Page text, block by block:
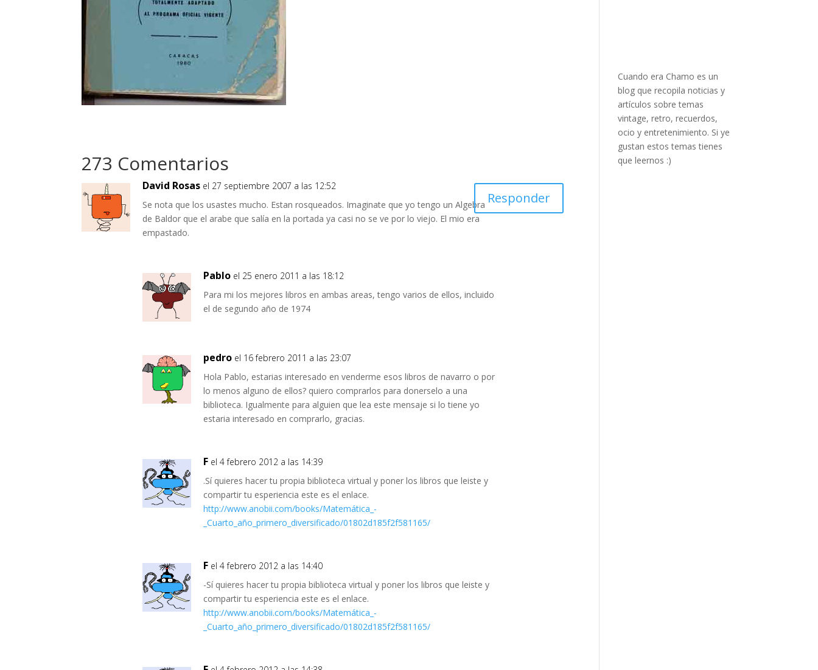
273 Comentarios
David Rosas el 27 septiembre 2007 a las 12:52
Se nota que los usastes mucho. Estan rosqueados. Imaginate que yo tengo un Algebra
de Baldor que el arabe que salía en la portada ya casi no se ve por lo viejo. El mio era
empastado.
Responder
Pablo el 25 enero 2011 a las 18:12
Para mi los mejores libros en ambas areas, tengo varios de ellos, incluido
el de segundo año de 1974
pedro el 16 febrero 2011 a las 23:07
Hola Pablo, estarias interesado en venderme esos libros de navarro o por
lo menos alguno de ellos? quiero comprarlos para donerselo a una
biblioteca. Igualmente para alguien que lea este mensaje si lo tiene yo
estaria interesado en comprarlo, gracias.
F el 4 febrero 2012 a las 14:39
.Sí quieres hacer tu propia biblioteca virtual y poner los libros que leiste y
compartir tu esperiencia este es el enlace.
http://www.anobii.com/books/Matemática_-
_Cuarto_año_primero_diversificado/01802d185f2f581165/
F el 4 febrero 2012 a las 14:40
-Sí quieres hacer tu propia biblioteca virtual y poner los libros que leiste y
compartir tu esperiencia este es el enlace.
http://www.anobii.com/books/Matemática_-
_Cuarto_año_primero_diversificado/01802d185f2f581165/
Cuando era Chamo es un
blog que recopila noticias y
artículos sobre temas
vintage, retro, recuerdos,
ocio y entretenimiento. Si ye
gustan estos temas tienes
que leernos :)